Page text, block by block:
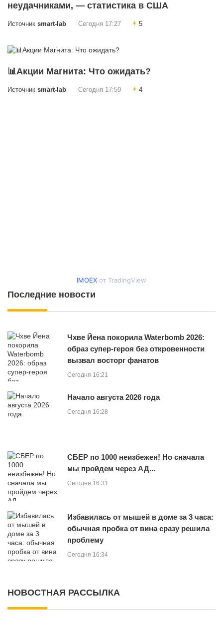
неудачниками, — статистика в США
Источник smart-lab Сегодня 17:27 5
📊Акции Магнита: Что ожидать?
Источник smart-lab Сегодня 17:59 4
IMOEX от TradingView
Последние новости
Чхве Йена покорила Waterbomb 2026:
образ супер-героя без откровенности
вызвал восторг фанатов
Сегодня 16:21
Начало августа 2026 года
Сегодня 16:28
СБЕР по 1000 неизбежен! Но сначала
мы пройдем через АД...
Сегодня 16:31
Избавилась от мышей в доме за 3 часа:
обычная пробка от вина сразу решила
проблему
Сегодня 16:34
НОВОСТНАЯ РАССЫЛКА